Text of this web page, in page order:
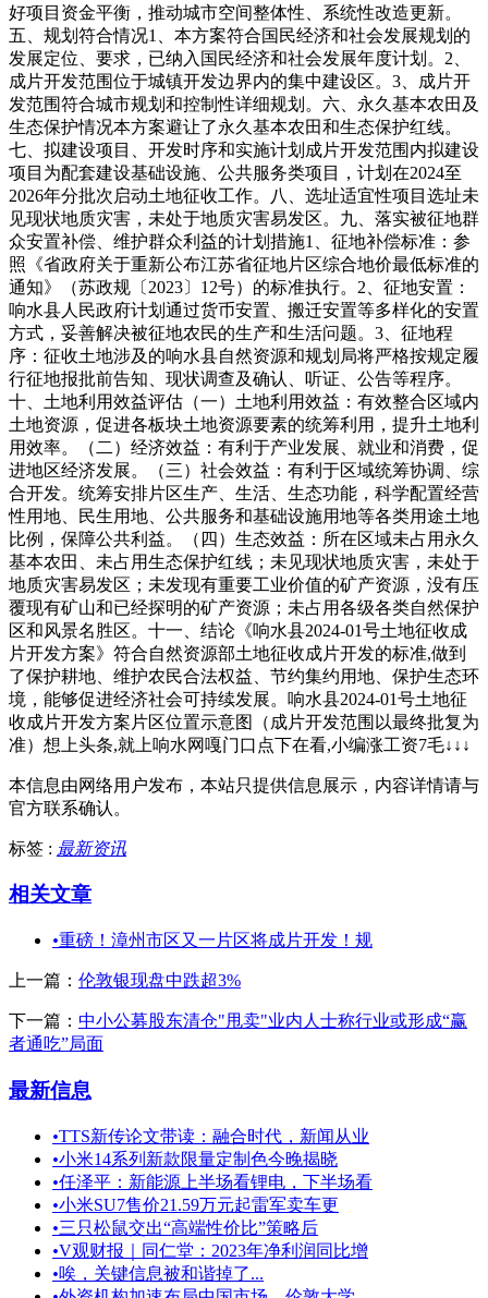
好项目资金平衡，推动城市空间整体性、系统性改造更新。
五、规划符合情况1、本方案符合国民经济和社会发展规划的
发展定位、要求，已纳入国民经济和社会发展年度计划。2、
成片开发范围位于城镇开发边界内的集中建设区。3、成片开
发范围符合城市规划和控制性详细规划。六、永久基本农田及
生态保护情况本方案避让了永久基本农田和生态保护红线。
七、拟建设项目、开发时序和实施计划成片开发范围内拟建设
项目为配套建设基础设施、公共服务类项目，计划在2024至
2026年分批次启动土地征收工作。八、选址适宜性项目选址未
见现状地质灾害，未处于地质灾害易发区。九、落实被征地群
众安置补偿、维护群众利益的计划措施1、征地补偿标准：参
照《省政府关于重新公布江苏省征地片区综合地价最低标准的
通知》（苏政规〔2023〕12号）的标准执行。2、征地安置：
响水县人民政府计划通过货币安置、搬迁安置等多样化的安置
方式，妥善解决被征地农民的生产和生活问题。3、征地程
序：征收土地涉及的响水县自然资源和规划局将严格按规定履
行征地报批前告知、现状调查及确认、听证、公告等程序。
十、土地利用效益评估（一）土地利用效益：有效整合区域内
土地资源，促进各板块土地资源要素的统筹利用，提升土地利
用效率。（二）经济效益：有利于产业发展、就业和消费，促
进地区经济发展。（三）社会效益：有利于区域统筹协调、综
合开发。统筹安排片区生产、生活、生态功能，科学配置经营
性用地、民生用地、公共服务和基础设施用地等各类用途土地
比例，保障公共利益。（四）生态效益：所在区域未占用永久
基本农田、未占用生态保护红线；未见现状地质灾害，未处于
地质灾害易发区；未发现有重要工业价值的矿产资源，没有压
覆现有矿山和已经探明的矿产资源；未占用各级各类自然保护
区和风景名胜区。十一、结论《响水县2024-01号土地征收成
片开发方案》符合自然资源部土地征收成片开发的标准,做到
了保护耕地、维护农民合法权益、节约集约用地、保护生态环
境，能够促进经济社会可持续发展。响水县2024-01号土地征
收成片开发方案片区位置示意图（成片开发范围以最终批复为
准）想上头条,就上响水网嘎门口点下在看,小编涨工资7毛↓↓↓
本信息由网络用户发布， 本站只提供信息展示，内容详情请与
官方联系确认。
标签 : 最新资讯
相关文章
•重磅！漳州市区又一片区将成片开发！规
上一篇： 伦敦银现盘中跌超3%
下一篇： 中小公募股东清仓"甩卖"业内人士称行业或形成“赢
者通吃”局面
最新信息
•TTS新传论文带读：融合时代，新闻从业
•小米14系列新款限量定制色今晚揭晓
•任泽平：新能源上半场看锂电，下半场看
•小米SU7售价21.59万元起雷军卖车更
•三只松鼠交出“高端性价比”策略后
•V观财报｜同仁堂：2023年净利润同比增
•唉，关键信息被和谐掉了...